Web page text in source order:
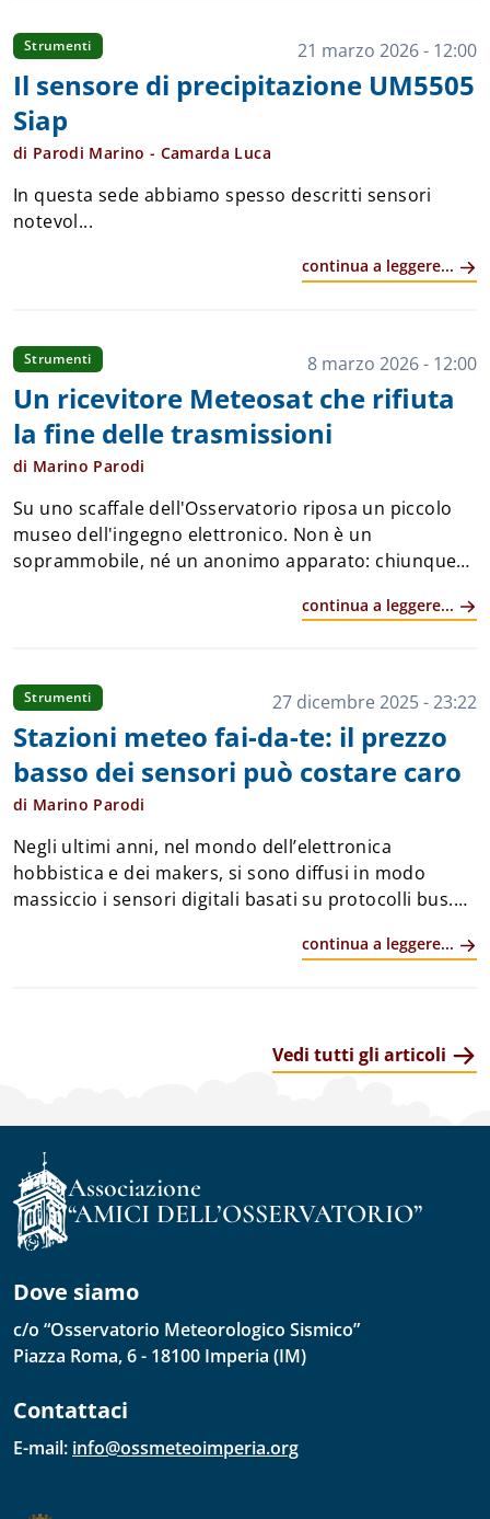
Strumenti 21 marzo 2026 - 12:00
Il sensore di precipitazione UM5505
Siap
di Parodi Marino - Camarda Luca
In questa sede abbiamo spesso descritti sensori
notevol...
continua a leggere...
Strumenti 8 marzo 2026 - 12:00
Un ricevitore Meteosat che rifiuta
la fine delle trasmissioni
di Marino Parodi
Su uno scaffale dell'Osservatorio riposa un piccolo
museo dell'ingegno elettronico. Non è un
soprammobile, né un anonimo apparato: chiunque
non può non averlo già visto. &Eg...continua a leggere...
Strumenti 27 dicembre 2025 - 23:22
Stazioni meteo fai-da-te: il prezzo
basso dei sensori può costare caro
di Marino Parodi
Negli ultimi anni, nel mondo dell’elettronica
hobbistica e dei makers, si sono diffusi in modo
massiccio i sensori digitali basati su protocolli bus.
si sono distinti per la facilità d&r...continua a leggere...
Vedi tutti gli articoli
Associazione
“AMICI DELL’OSSERVATORIO”
Dove siamo
c/o “Osservatorio Meteorologico Sismico”
Piazza Roma, 6 - 18100 Imperia (IM)
Contattaci
E-mail: info@ossmeteoimperia.org